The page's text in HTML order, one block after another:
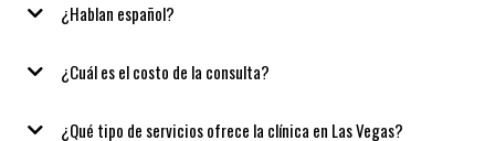
¿Hablan español?
¿Cuál es el costo de la consulta?
¿Qué tipo de servicios ofrece la clínica en Las Vegas?